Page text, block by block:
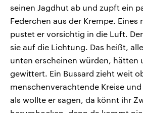
seinen Jagdhut ab und zupft ein
Federchen aus der Krempe. Eines
pustet er vorsichtig in die Luft.
sie auf die Lichtung. Das heißt,
unten erscheinen würden, hätten
gewittert. Ein Bussard zieht weit
menschenverachtende Kreise
als wollte er sagen, da könnt ihr